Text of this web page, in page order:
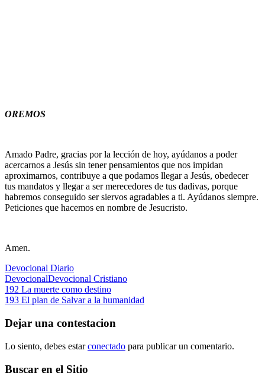
OREMOS
Amado Padre, gracias por la lección de hoy, ayúdanos a poder
acercarnos a Jesús sin tener pensamientos que nos impidan
aproximarnos, contribuye a que podamos llegar a Jesús, obedecer
tus mandatos y llegar a ser merecedores de tus dadivas, porque
habremos conseguido ser siervos agradables a ti. Ayúdanos siempre.
Peticiones que hacemos en nombre de Jesucristo.
Amen.
Devocional Diario
DevocionalDevocional Cristiano
Navegación
de
entradas
Entrada
anterior:
192 La muerte como destino
Siguiente
193 El plan de Salvar a la humanidad
Dejar una contestacion
Lo siento, debes estarconectado para publicar un comentario.
Buscar en el Sitio